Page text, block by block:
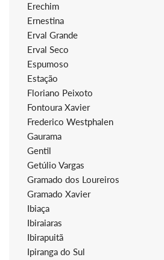
Erechim
Ernestina
Erval Grande
Erval Seco
Espumoso
Estação
Floriano Peixoto
Fontoura Xavier
Frederico Westphalen
Gaurama
Gentil
Getúlio Vargas
Gramado dos Loureiros
Gramado Xavier
Ibiaça
Ibiraiaras
Ibirapuitã
Ipiranga do Sul